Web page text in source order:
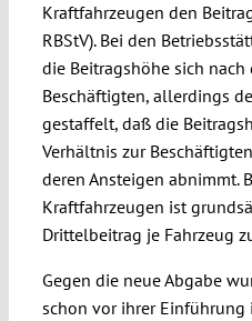
Kraftfahrzeugen den
RBStV). Bei den
die Beitragshöhe sich nach
Beschäftigten, allerdings
gestaffelt, daß die
Verhältnis zur
deren Ansteigen abnimmt.
Kraftfahrzeugen ist
Drittelbeitrag je Fahrzeug
Gegen die neue Abgabe
schon vor ihrer Einführung